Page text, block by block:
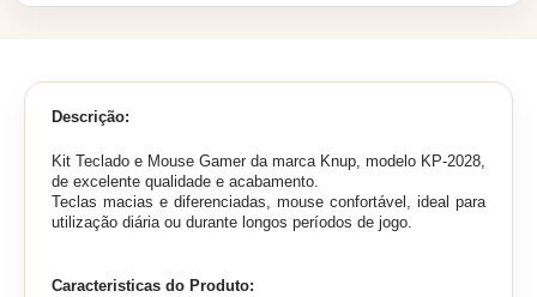
Descrição:
Kit Teclado e Mouse Gamer da marca Knup, modelo KP-2028,
de excelente qualidade e acabamento.
Teclas macias e diferenciadas, mouse confortável, ideal para
utilização diária ou durante longos períodos de jogo.
Caracteristicas do Produto: